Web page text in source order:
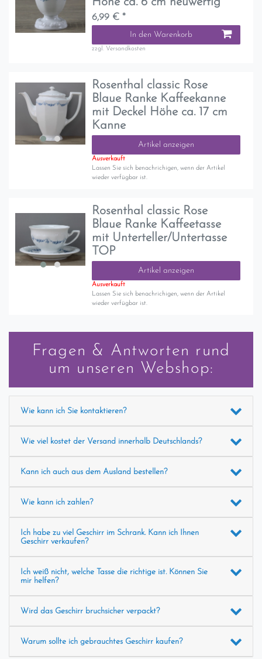
6,99 € *
In den Warenkorb
zzgl. Versandkosten
Rosenthal classic Rose
Blaue Ranke Kaffeekanne
mit Deckel Höhe ca. 17 cm
Kanne
Artikel anzeigen
Ausverkauft
Lassen Sie sich benachrichigen, wenn der Artikel
wieder verfügbar ist.
Rosenthal classic Rose
Blaue Ranke Kaffeetasse
mit Unterteller/Untertasse
TOP
Artikel anzeigen
Ausverkauft
Lassen Sie sich benachrichigen, wenn der Artikel
wieder verfügbar ist.
Fragen & Antworten rund
um unseren Webshop:
Wie kann ich Sie kontaktieren?
Wie viel kostet der Versand innerhalb Deutschlands?
Kann ich auch aus dem Ausland bestellen?
Wie kann ich zahlen?
Ich habe zu viel Geschirr im Schrank. Kann ich Ihnen
Geschirr verkaufen?
Ich weiß nicht, welche Tasse die richtige ist. Können Sie
mir helfen?
Wird das Geschirr bruchsicher verpackt?
Warum sollte ich gebrauchtes Geschirr kaufen?